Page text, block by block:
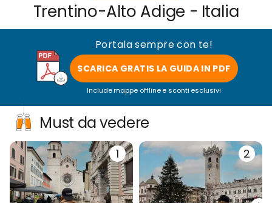
Trentino-Alto Adige - Italia
Portala sempre con te!
SCARICA GRATIS LA GUIDA IN PDF
Include mappe offline e sconti esclusivi
Must da vedere